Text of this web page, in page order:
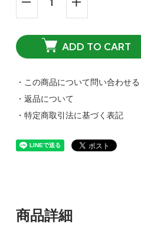
ADD TO CART
・この商品について問い合わせる
・返品について
・特定商取引法に基づく表記
商品詳細